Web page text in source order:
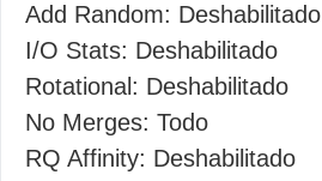
Add Random: Deshabilitado
I/O Stats: Deshabilitado
Rotational: Deshabilitado
No Merges: Todo
RQ Affinity: Deshabilitado